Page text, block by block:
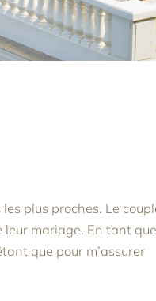
plus proches. Le
leur mariage. En tant que
que pour m’assurer